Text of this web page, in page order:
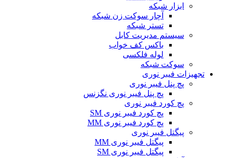
ابزار شبکه
آچار سوکت زن شبکه
تستر شبکه
سیستم مدیریت کابل
باکس کف خواب
لوله فلکسی
سوکت شبکه
تجهیزات فیبر نوری
پچ پنل فیبر نوری
پچ پنل فیبر نوری نگزنس
پچ کورد فیبر نوری
پچ کورد فیبر نوری SM
پچ کورد فیبر نوری MM
پیگتل فیبر نوری
پیگتل فیبر نوری MM
پیگتل فیبر نوری SM